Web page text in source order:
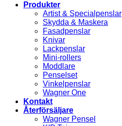
Produkter
Artist & Specialpenslar
Skydda & Maskera
Fasadpenslar
Knivar
Lackpenslar
Mini-rollers
Moddlare
Penselset
Vinkelpenslar
Wagner One
Kontakt
Återförsäljare
Wagner Pensel